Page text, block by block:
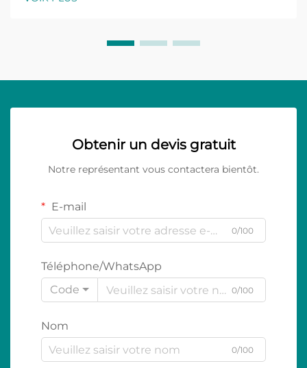
Obtenir un devis gratuit
Notre représentant vous contactera bientôt.
E-mail
0/100
Téléphone/WhatsApp
Code
0/100
Nom
0/100